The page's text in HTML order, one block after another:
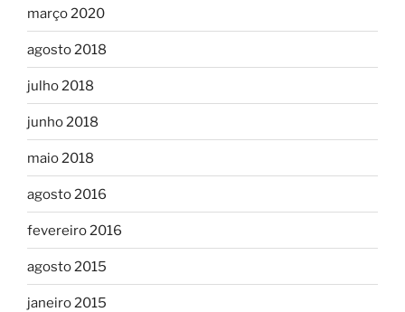
março 2020
agosto 2018
julho 2018
junho 2018
maio 2018
agosto 2016
fevereiro 2016
agosto 2015
janeiro 2015